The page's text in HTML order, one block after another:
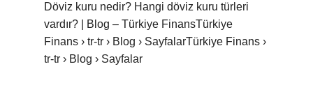
Döviz kuru nedir? Hangi döviz kuru türleri
vardır? | Blog – Türkiye FinansTürkiye
Finans › tr-tr › Blog › SayfalarTürkiye Finans ›
tr-tr › Blog › Sayfalar